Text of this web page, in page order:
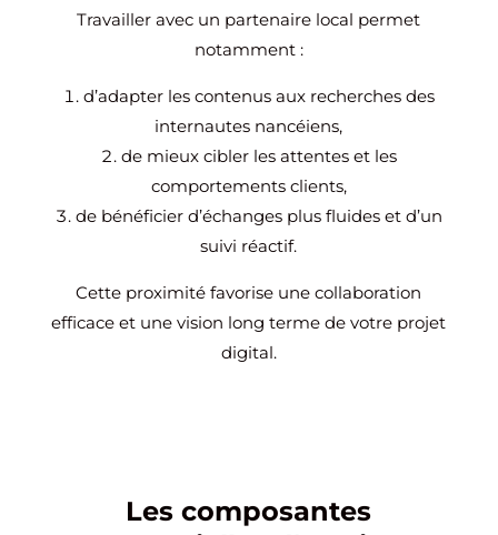
Travailler avec un partenaire local permet
notamment :
d’adapter les contenus aux recherches des
internautes nancéiens,
de mieux cibler les attentes et les
comportements clients,
de bénéficier d’échanges plus fluides et d’un
suivi réactif.
Cette proximité favorise une collaboration
efficace et une vision long terme de votre projet
digital.
Les composantes